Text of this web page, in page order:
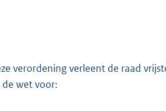
verordening verleent de raad
wet voor: